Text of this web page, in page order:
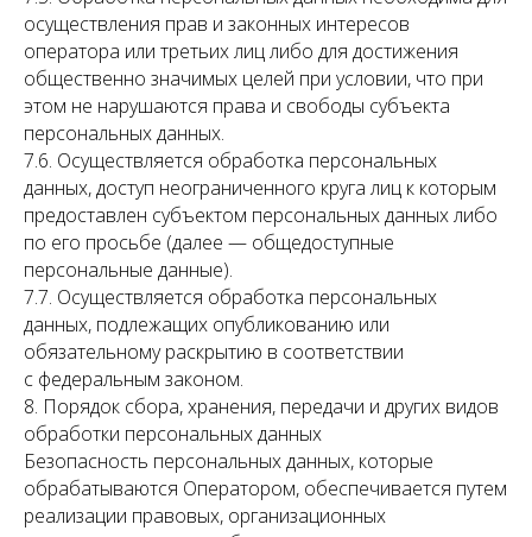
осуществления прав и законных интересов
оператора или третьих лиц либо для достижения
общественно значимых целей при условии, что при
этом не нарушаются права и свободы субъекта
персональных данных.
7.6. Осуществляется обработка персональных
данных, доступ неограниченного круга лиц к которым
предоставлен субъектом персональных данных либо
по его просьбе (далее — общедоступные
персональные данные).
7.7. Осуществляется обработка персональных
данных, подлежащих опубликованию или
обязательному раскрытию в соответствии
с федеральным законом.
8. Порядок сбора, хранения, передачи и других видов
обработки персональных данных
Безопасность персональных данных, которые
обрабатываются Оператором, обеспечивается путем
реализации правовых, организационных